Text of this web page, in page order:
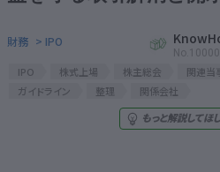
無料で株価を算定
資本政策を無料で
無料でアンケート
財務 > IPO
IPO 株式上場 株主総会 関連当
ガイドライン
整理 関係会社
もっと解説してほ